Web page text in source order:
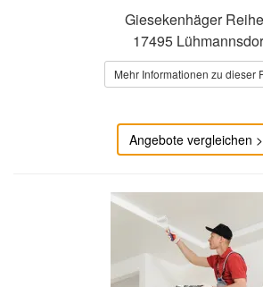
Giesekenhäger
17495
Mehr Informationen zu dieser
Angebote vergleichen